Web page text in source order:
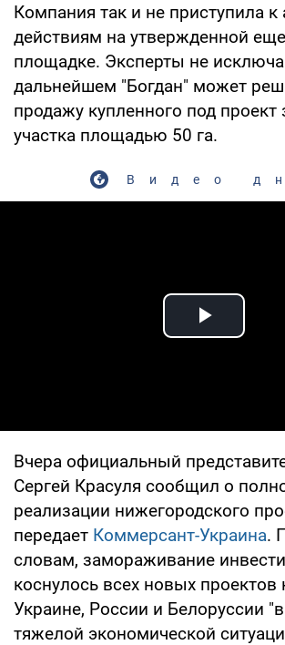
Компания так и не приступила
действиям на утвержденной
площадке. Эксперты не
дальнейшем "Богдан" может
продажу купленного под проект
участка площадью 50 га.
Видео
Play
Вчера официальный
Сергей Красуля сообщил о
реализации нижегородского
передает Коммерсант-Украина.
словам, замораживание
коснулось всех новых
Украине, России и Белоруссии
тяжелой экономической